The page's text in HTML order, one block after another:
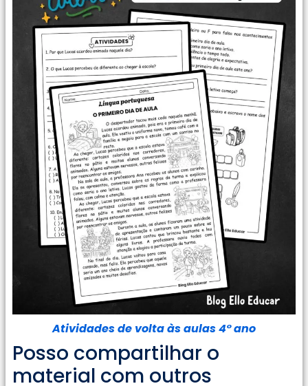
Atividades de volta às aulas 4° ano
Posso compartilhar o
material com outros